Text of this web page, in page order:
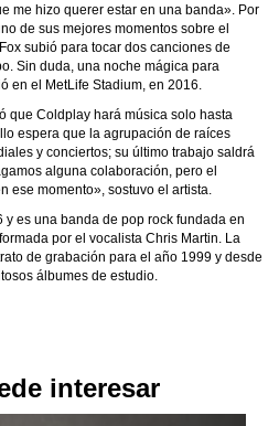
me hizo querer estar en una banda». Por
de sus mejores momentos sobre el
subió para tocar dos canciones de
Sin duda, una noche mágica para
en el MetLife Stadium, en 2016.
que Coldplay hará música solo hasta
espera que la agrupación de raíces
y conciertos; su último trabajo saldrá
alguna colaboración, pero el
ese momento», sostuvo el artista.
es una banda de pop rock fundada en
por el vocalista Chris Martin. La
de grabación para el año 1999 y desde
álbumes de estudio.
interesar